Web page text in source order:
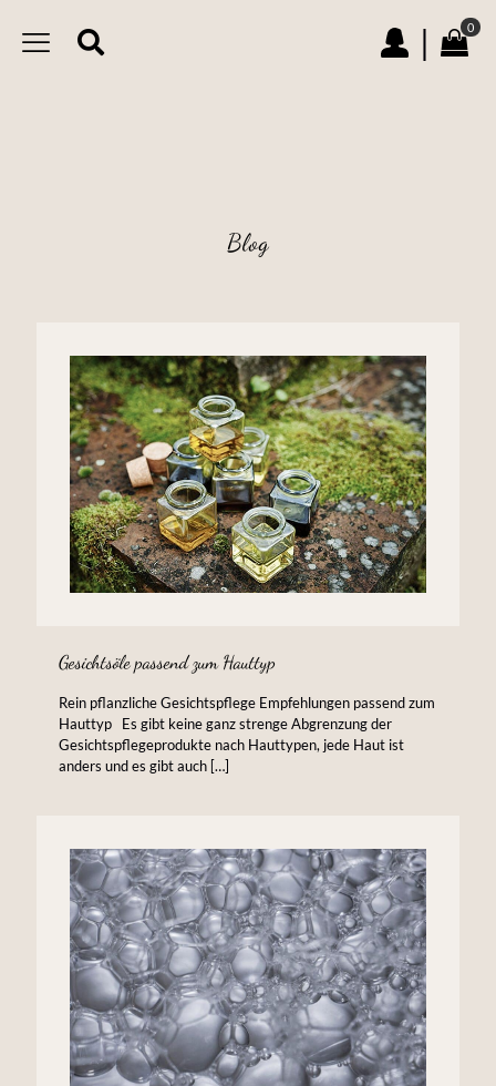
| 0
Blog
Gesichtsöle passend zum Hauttyp
Rein pflanzliche Gesichtspflege Empfehlungen passend zum
Hauttyp Es gibt keine ganz strenge Abgrenzung der
Gesichtspflegeprodukte nach Hauttypen, jede Haut ist
anders und es gibt auch […]